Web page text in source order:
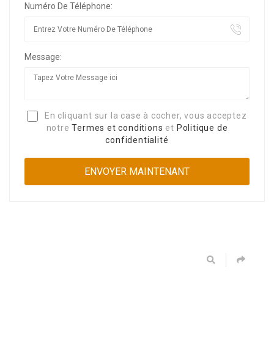
Numéro De Téléphone:
Message:
En cliquant sur la case à cocher, vous acceptez
notreTermes et conditions et Politique de
confidentialité